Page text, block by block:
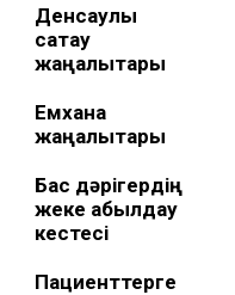
Денсаулық
сақтау
жаңалықтары
Емхана
жаңалықтары
Бас дәрігердің
жеке қабылдау
кестесі
Пациенттерге